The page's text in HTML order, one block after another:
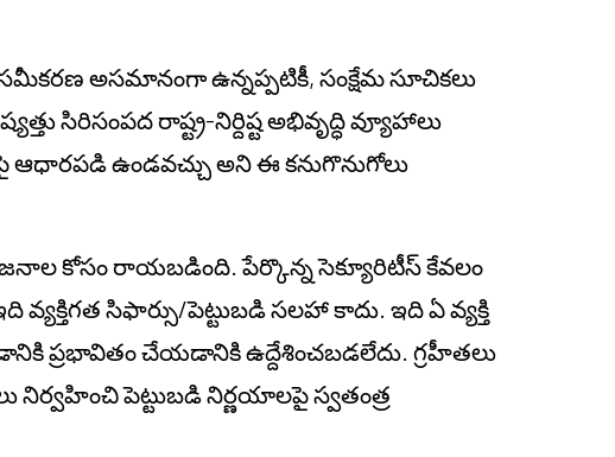
అసమానంగా ఉన్నప్పటికీ, సంక్షేమ సూచికలు
సిరిసంపద రాష్ట్ర-నిర్దిష్ట అభివృద్ధి వ్యూహాలు
ఉండవచ్చు అని ఈ కనుగొనుగోలు
కోసం రాయబడింది. పేర్కొన్న సెక్యూరిటీస్ కేవలం
సిఫార్సు/పెట్టుబడి సలహా కాదు. ఇది ఏ వ్యక్తి
ప్రభావితం చేయడానికి ఉద్దేశించబడలేదు. గ్రహీతలు
పెట్టుబడి నిర్ణయాలపై స్వతంత్ర